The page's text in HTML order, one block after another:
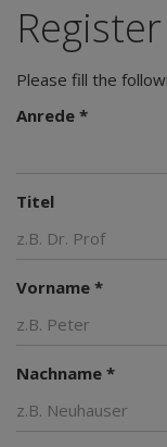
Register
Please fill the
Anrede *
Titel
Vorname *
Nachname *